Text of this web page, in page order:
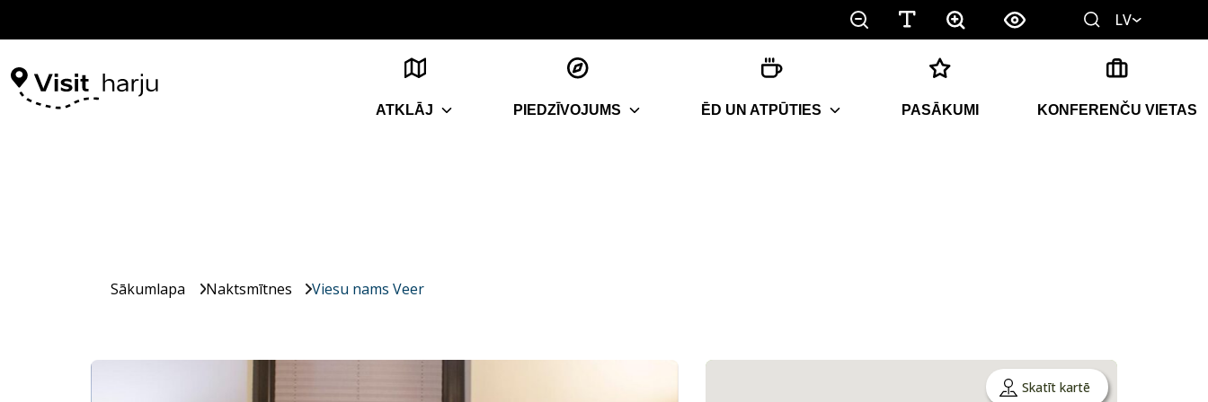
LV
ATKLĀJ PIEDZĪVOJUMS ĒD UN ATPŪTIES PASĀKUMI KONFERENČU VIETAS
Sākumlapa Naktsmītnes Viesu nams Veer
Skatīt kartē